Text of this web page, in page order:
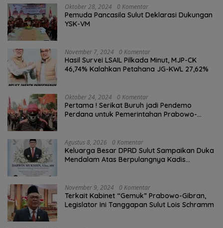
Oktober 28, 2024 0 Komentar
Pemuda Pancasila Sulut Deklarasi Dukungan
YSK-VM
November 7, 2024 0 Komentar
Hasil Survei LSAIL Pilkada Minut, MJP-CK
46,74% Kalahkan Petahana JG-KWL 27,62%
Oktober 24, 2024 0 Komentar
Pertama ! Serikat Buruh jadi Pendemo
Perdana untuk Pemerintahan Prabowo-
Agustus 8, 2026 0 Komentar
Keluarga Besar DPRD Sulut Sampaikan Duka
Mendalam Atas Berpulangnya Kadis
November 9, 2024 0 Komentar
Terkait Kabinet “Gemuk” Prabowo-Gibran,
Legislator Ini Tanggapan Sulut Lois Schramm